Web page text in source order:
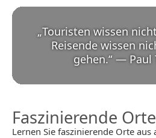
„Touristen wissen
Reisende wissen
gehen.“ — Paul
Faszinierende
Lernen Sie faszinierende Orte aus